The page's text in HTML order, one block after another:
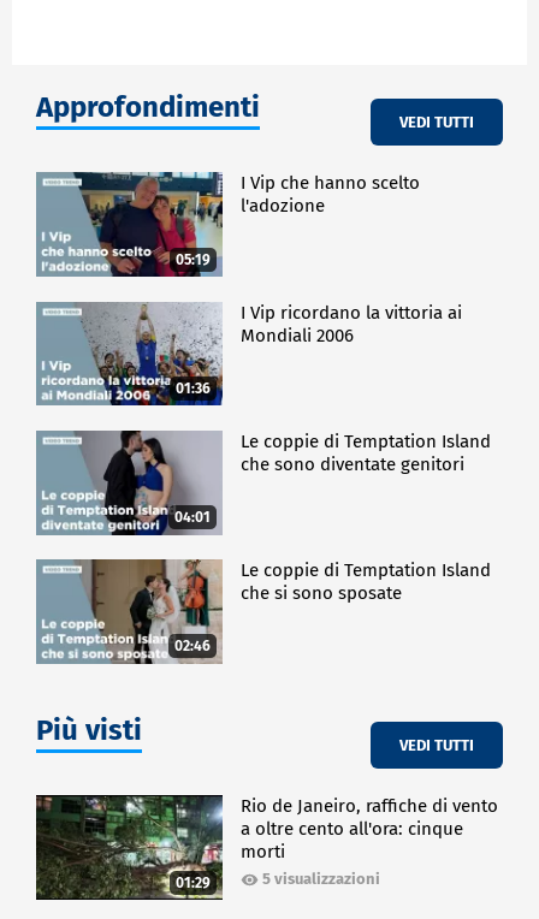
Approfondimenti VEDI TUTTI
05:19
I Vip che hanno scelto
l'adozione
01:36
I Vip ricordano la vittoria ai
Mondiali 2006
04:01
Le coppie di Temptation Island
che sono diventate genitori
02:46
Le coppie di Temptation Island
che si sono sposate
Più visti VEDI TUTTI
01:29
Rio de Janeiro, raffiche di vento
a oltre cento all'ora: cinque
morti
5 visualizzazioni